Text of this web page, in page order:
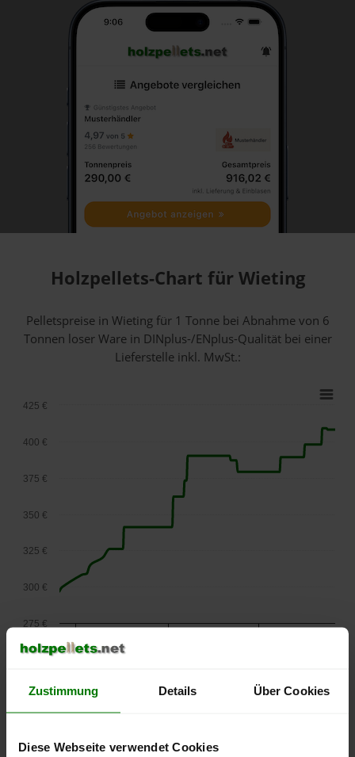
Zustimmung Details Über Cookies
Diese Webseite verwendet Cookies
Holzpellets-Chart für Wieting
Pelletspreise in Wieting für 1 Tonne bei Abnahmevon 6
Tonnen loser Warein DINplus-/ENplus-Qualität bei einer
Lieferstelle inkl. MwSt.:
2025
275 €
300 €
325 €
350 €
375 €
400 €
425 €
Die aktuelle Preisentwicklung für Holzpellets in Österreich
nachvollziehen.